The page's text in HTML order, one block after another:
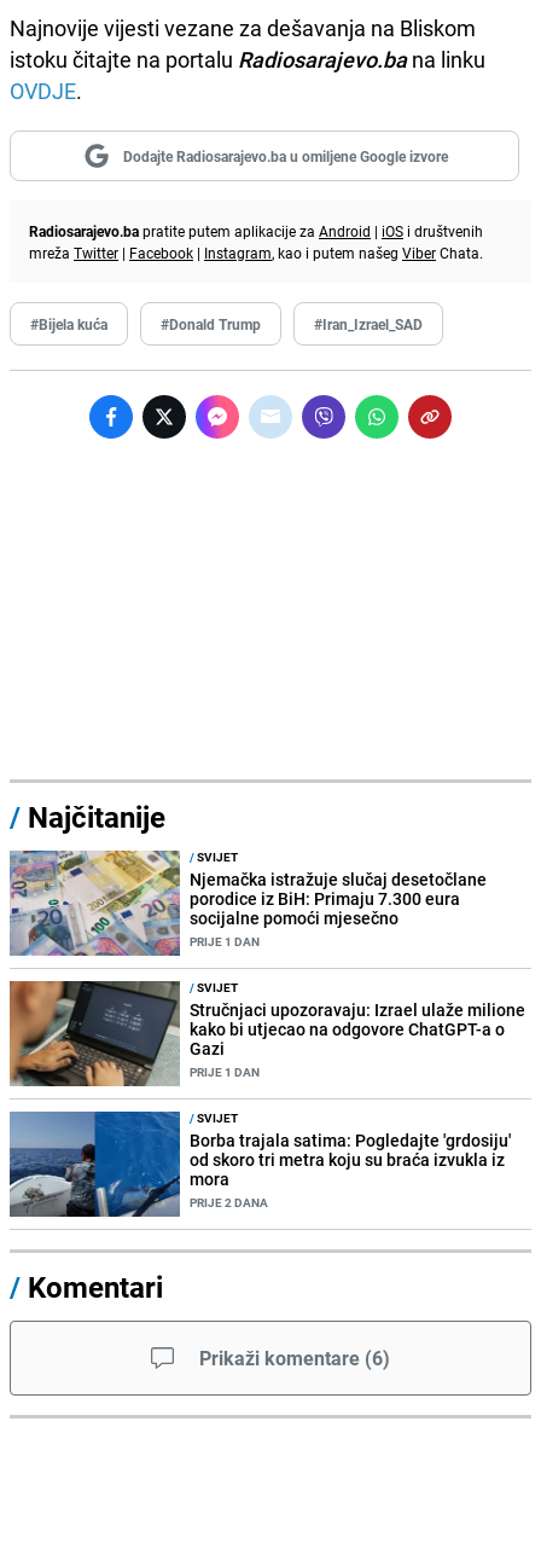
Najnovije vijesti vezane za dešavanja na Bliskom
istoku čitajte na portalu Radiosarajevo.bana linku
OVDJE.
Dodajte Radiosarajevo.ba u omiljene Google izvore
Radiosarajevo.bapratite putem aplikacije za Android | iOS i društvenih
mreža Twitter | Facebook | Instagram, kao i putem našeg ViberChata.
#Bijela kuća #Donald Trump #Iran_Izrael_SAD
/ Najčitanije
/SVIJET
Njemačka istražuje slučaj desetočlane
porodice iz BiH: Primaju 7.300 eura
socijalne pomoći mjesečno
PRIJE 1 DAN
/SVIJET
Stručnjaci upozoravaju: Izrael ulaže milione
kako bi utjecao na odgovore ChatGPT-a o
Gazi
PRIJE 1 DAN
/SVIJET
Borba trajala satima: Pogledajte 'grdosiju'
od skoro tri metra koju su braća izvukla iz
mora
PRIJE 2 DANA
/ Komentari
Prikaži komentare (6)